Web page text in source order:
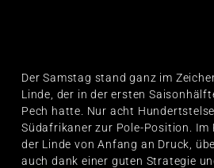
Der Samstag stand ganz im
Linde, der in der ersten
Pech hatte. Nur acht
Südafrikaner zur Pole-Position. Im
der Linde von Anfang an Druck,
auch dank einer guten Strategie